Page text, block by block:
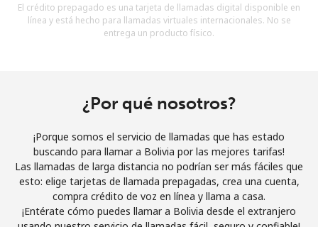
Al abrir una cuenta en este sitio web, estoy de acuerdo con
Términos y condiciones.
Únete
El crédito prepagado es una tarjeta de llamadas digital disponible en
línea y está hecho para llamadas virtuales internacionales. No se
entrega un producto físico.
¿Por qué nosotros?
¡Porque somos el servicio de llamadas que has estado
buscando para llamar a Bolivia por las mejores tarifas!
Las llamadas de larga distancia no podrían ser más fáciles que
esto: elige tarjetas de llamada prepagadas, crea una cuenta,
compra crédito de voz en línea y llama a casa.
¡Entérate cómo puedes llamar a Bolivia desde el extranjero